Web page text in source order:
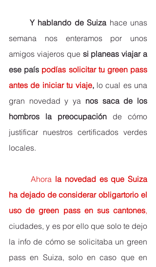
Y hablando de Suiza hace unas
semana nos enteramos por unos
amigos viajeros que si planeas viajar a
ese país podías solicitar tu green pass
antes de iniciar tu viaje, lo cual es una
gran novedad y ya nos saca de los
hombros la preocupación de cómo
justificar nuestros certificados verdes
locales.
Ahora la novedad es que Suiza
ha dejado de considerar obligartorio el
uso de green pass en sus cantones
ciudades, y es por ello que solo te dejo
la info de cómo se solicitaba un green
pass en Suiza, solo en caso que en